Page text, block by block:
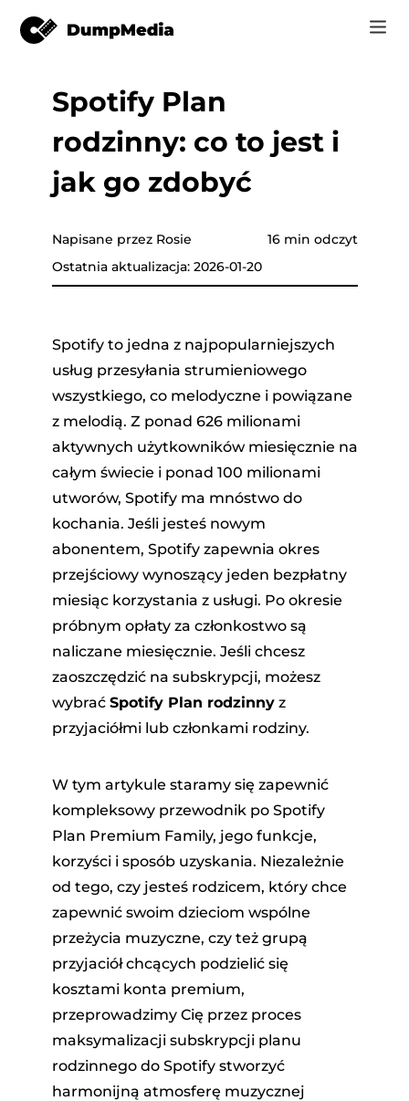
Music
Wideo
Narzędzia online
Spotify do mp3
Muzyka YouTube do MP3
Apple Music do MP3
Suno do MP3
Zaloguj Się
Zarejestruj się
Spotify Plan
rodzinny: co to jest i
jak go zdobyć
Napisane przez Rosie
Ostatnia aktualizacja: 2026-01-20
16 min odczyt
Spotify to jedna z najpopularniejszych
usług przesyłania strumieniowego
wszystkiego, co melodyczne i powiązane
z melodią. Z ponad 626 milionami
aktywnych użytkowników miesięcznie na
całym świecie i ponad 100 milionami
utworów, Spotify ma mnóstwo do
kochania. Jeśli jesteś nowym
abonentem, Spotify zapewnia okres
przejściowy wynoszący jeden bezpłatny
miesiąc korzystania z usługi. Po okresie
próbnym opłaty za członkostwo są
naliczane miesięcznie. Jeśli chcesz
zaoszczędzić na subskrypcji, możesz
wybrać Spotify Plan rodzinnyz
przyjaciółmi lub członkami rodziny.
W tym artykule staramy się zapewnić
kompleksowy przewodnik po Spotify
Plan Premium Family, jego funkcje,
korzyści i sposób uzyskania. Niezależnie
od tego, czy jesteś rodzicem, który chce
zapewnić swoim dzieciom wspólne
przeżycia muzyczne, czy też grupą
przyjaciół chcących podzielić się
kosztami konta premium,
przeprowadzimy Cię przez proces
maksymalizacji subskrypcji planu
rodzinnego do Spotify stworzyć
harmonijną atmosferę muzycznej